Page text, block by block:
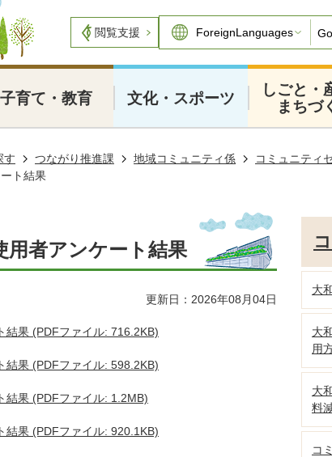
閲覧支援 Go
子育て・教育 文化・スポーツ
しごと・
まちづ
す つながり推進課 地域コミュニティ係
コミュニティ
ト結果
用者アンケート結果
更新日：2026年08月04日
結果 (PDFファイル: 716.2KB)
結果 (PDFファイル: 598.2KB)
結果 (PDFファイル: 1.2MB)
結果 (PDFファイル: 920.1KB)
大
大
用
大
料
コ